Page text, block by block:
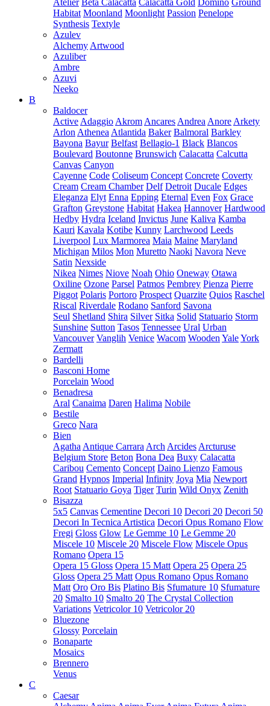
Atelier Beta Calacatta Calacatta Gold Domino Ground
Habitat Moonland Moonlight Passion Penelope
Synthesis Textyle
Azulev
Alchemy Artwood
Azuliber
Ambre
Azuvi
Neeko
B
Baldocer
Active Adaggio Akrom Ancares Andrea Anore Arkety
Arlon Athenea Atlantida Baker Balmoral Barkley
Bayona Bayur Belfast Bellagio-1 Black Blancos
Boulevard Boutonne Brunswich Calacatta Calcutta
Canvas Canyon
Cayenne Code Coliseum Concept Concrete Coverty
Cream Cream Chamber Delf Detroit Ducale Edges
Eleganza Elyt Enna Epping Eternal Even Fox Grace
Grafton Greystone Habitat Hakea Hannover Hardwood
Hedby Hydra Iceland Invictus June Kaliva Kamba
Kauri Kavala Kotibe Kunny Larchwood Leeds
Liverpool Lux Marmorea Maia Maine Maryland
Michigan Milos Mon Muretto Naoki Navora Neve
Satin Nexside
Nikea Nimes Niove Noah Ohio Oneway Otawa
Oxiline Ozone Parsel Patmos Pembrey Pienza Pierre
Piggot Polaris Portoro Prospect Quarzite Quios Raschel
Riscal Riverdale Rodano Sanford Savona
Seul Shetland Shira Silver Sitka Solid Statuario Storm
Sunshine Sutton Tasos Tennessee Ural Urban
Vancouver Vanglih Venice Wacom Wooden YaleYork
Zermatt
Bardelli
Basconi Home
Porcelain Wood
Benadresa
Aral Canaima Daren Halima Nobile
Bestile
Greco Nara
Bien
Agatha Antique Carrara Arch Arcides Arcturuse
Belgium Store Beton Bona Dea Buxy Calacatta
Caribou Cemento Concept Daino Lienzo Famous
Grand Hypnos Imperial Infinity Joya Mia Newport
Root Statuario Goya Tiger Turin Wild Onyx Zenith
Bisazza
5x5 Canvas Cementine Decori 10 Decori 20 Decori 50
Decori In Tecnica Artistica Decori Opus Romano Flow
Fregi Gloss Glow Le Gemme 10 Le Gemme 20
Miscele 10 Miscele 20 Miscele Flow Miscele Opus
Romano Opera 15
Opera 15 Gloss Opera 15 Matt Opera 25 Opera 25
Gloss Opera 25 Matt Opus Romano Opus Romano
Matt Oro Oro Bis Platino Bis Sfumature 10 Sfumature
20 Smalto 10 Smalto 20 The Crystal Collection
Variations Vetricolor 10 Vetricolor 20
Bluezone
Glossy Porcelain
Bonaparte
Mosaics
Brennero
Venus
C
Caesar